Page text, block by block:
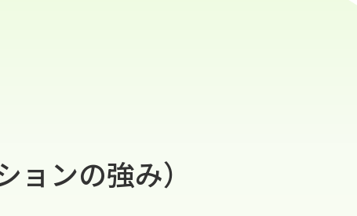
ンの強み）